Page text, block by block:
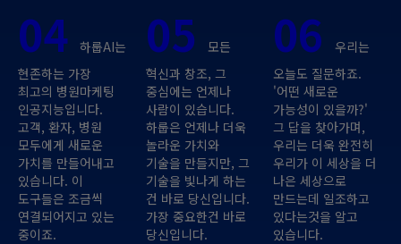
04
하룹AI는
현존하는 가장
최고의 병원마케팅
인공지능입니다.
고객, 환자, 병원
모두에게 새로운
가치를 만들어내고
있습니다. 이
도구들은 조금씩
연결되어지고 있는
중이죠.
05
모든
혁신과 창조, 그
중심에는 언제나
사람이 있습니다.
하룹은 언제나 더욱
놀라운 가치와
기술을 만들지만, 그
기술을 빛나게 하는
건 바로 당신입니다.
가장 중요한건 바로
당신입니다.
06우리는
오늘도 질문하죠.
'어떤 새로운
가능성이 있을까?'
그 답을 찾아가며,
우리는 더욱 완전히
우리가 이 세상을 더
나은 세상으로
만드는데 일조하고
있다는것을 알고
있습니다.